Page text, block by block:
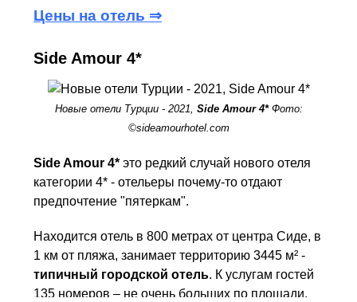
Цены на отель ⇒
Side Amour 4*
Новые отели Турции - 2021, Side Amour 4*Фото:
©sideamourhotel.com
Side Amour 4* это редкий случай нового отеля
категории 4* - отельеры почему-то отдают
предпочтение "пятеркам".
Находится отель в 800 метрах от центра Сиде, в
1 км от пляжа, занимает территорию 3445 м² -
типичный городской отель. К услугам гостей
135 номеров – не очень больших по площади,